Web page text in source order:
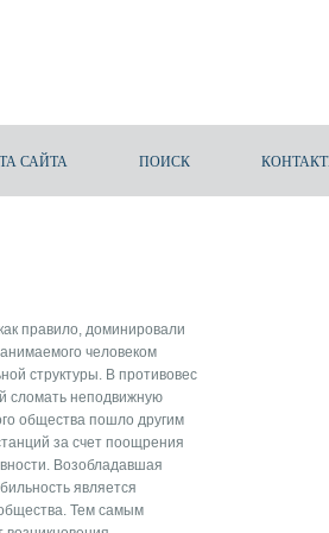
САЙТА ПОИСК
правило, доминировали
человеком
структуры. В противовес
сломать неподвижную
общества пошло другим
за счет поощрения
Возобладавшая
является
Тем самым